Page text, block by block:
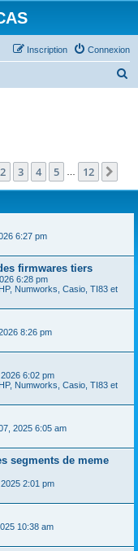
Connexion
Inscription
c
1sur12
2 3 4 5 12
6:27 pm
firmwares tiers
6:28 pm
Numworks, Casio, TI83 et
8:26 pm
6:02 pm
Numworks, Casio, TI83 et
2025 6:05 am
segments de meme
2:01 pm
10:38 am